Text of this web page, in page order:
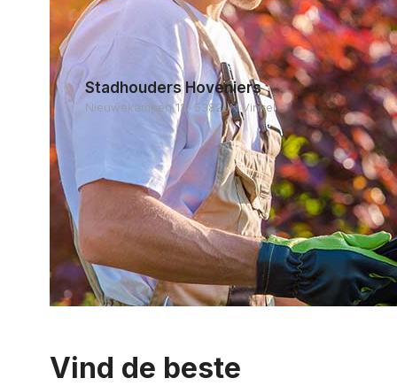
Stadhouders Hoveniers
Nieuwekampen 12, 5382JN Vinkel
Vind de beste